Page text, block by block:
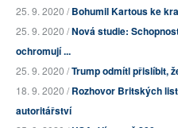
25. 9. 2020 /Bohumil Kartous ke
25. 9. 2020 /Nová studie:
ochromují ...
25. 9. 2020 /Trump odmítl přislíbit,
18. 9. 2020 /Rozhovor Britských
autoritářství